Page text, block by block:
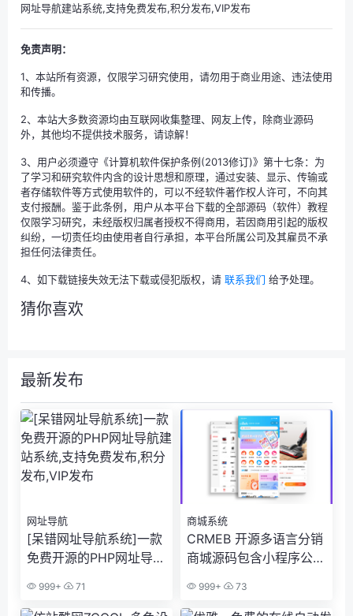
网址导航建站系统,支持免费发布,积分发布,VIP发布
免责声明：
1、本站所有资源，仅限学习研究使用，请勿用于商业用途、违法使用
和传播。
2、本站大多数资源均由互联网收集整理、网友上传，除商业源码
外，其他均不提供技术服务，请谅解！
3、用户必须遵守《计算机软件保护条例(2013修订)》第十七条：为
了学习和研究软件内含的设计思想和原理，通过安装、显示、传输或
者存储软件等方式使用软件的，可以不经软件著作权人许可，不向其
支付报酬。鉴于此条例，用户从本平台下载的全部源码（软件）教程
仅限学习研究，未经版权归属者授权不得商用，若因商用引起的版权
纠纷，一切责任均由使用者自行承担，本平台所属公司及其雇员不承
担任何法律责任。
4、如下载链接失效无法下载或侵犯版权，请 联系我们 给予处理。
猜你喜欢
最新发布
网址导航
[呆错网址导航系统]一款
免费开源的PHP网址导航
积分发布,VIP发布
999+ 71
商城系统
CRMEB 开源多语言分销
商城源码包含小程序公众
999+ 73